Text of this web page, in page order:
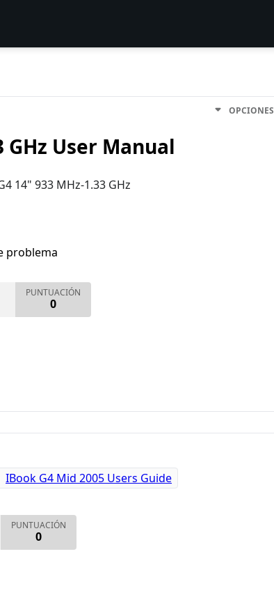
OPCIONES
GHz User Manual
14" 933 MHz-1.33 GHz
problema
PUNTUACIÓN
0
IBook G4 Mid 2005 Users Guide
PUNTUACIÓN
0